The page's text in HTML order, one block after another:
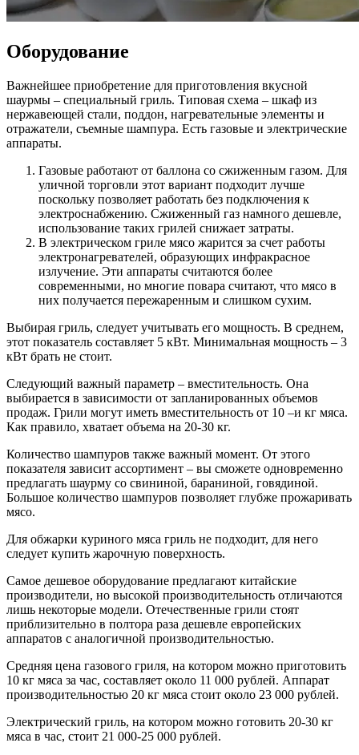
Оборудование
Важнейшее приобретение для приготовления вкусной
шаурмы – специальный гриль. Типовая схема – шкаф из
нержавеющей стали, поддон, нагревательные элементы и
отражатели, съемные шампура. Есть газовые и электрические
аппараты.
Газовые работают от баллона со сжиженным газом. Для
уличной торговли этот вариант подходит лучше
поскольку позволяет работать без подключения к
электроснабжению. Сжиженный газ намного дешевле,
использование таких грилей снижает затраты.
В электрическом гриле мясо жарится за счет работы
электронагревателей, образующих инфракрасное
излучение. Эти аппараты считаются более
современными, но многие повара считают, что мясо в
них получается пережаренным и слишком сухим.
Выбирая гриль, следует учитывать его мощность. В среднем,
этот показатель составляет 5 кВт. Минимальная мощность – 3
кВт брать не стоит.
Следующий важный параметр – вместительность. Она
выбирается в зависимости от запланированных объемов
продаж. Грили могут иметь вместительность от 10 –и кг мяса.
Как правило, хватает объема на 20-30 кг.
Количество шампуров также важный момент. От этого
показателя зависит ассортимент – вы сможете одновременно
предлагать шаурму со свининой, бараниной, говядиной.
Большое количество шампуров позволяет глубже прожаривать
мясо.
Для обжарки куриного мяса гриль не подходит, для него
следует купить жарочную поверхность.
Самое дешевое оборудование предлагают китайские
производители, но высокой производительность отличаются
лишь некоторые модели. Отечественные грили стоят
приблизительно в полтора раза дешевле европейских
аппаратов с аналогичной производительностью.
Средняя цена газового гриля, на котором можно приготовить
10 кг мяса за час, составляет около 11 000 рублей. Аппарат
производительностью 20 кг мяса стоит около 23 000 рублей.
Электрический гриль, на котором можно готовить 20-30 кг
мяса в час, стоит 21 000-25 000 рублей.